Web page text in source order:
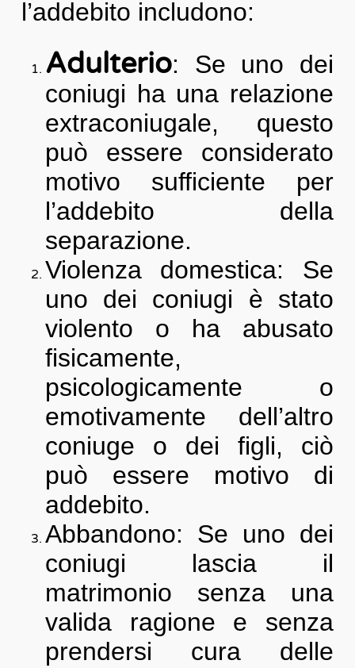
l’addebito includono:
Adulterio: Se uno dei
coniugi ha una relazione
extraconiugale, questo
può essere considerato
motivo sufficiente per
l’addebito della
separazione.
Violenza domestica: Se
uno dei coniugi è stato
violento o ha abusato
fisicamente,
psicologicamente o
emotivamente dell’altro
coniuge o dei figli, ciò
può essere motivo di
addebito.
Abbandono: Se uno dei
coniugi lascia il
matrimonio senza una
valida ragione e senza
prendersi cura delle